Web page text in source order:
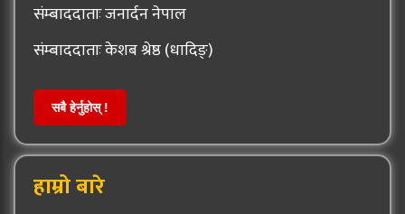
संम्बाददाताः जनार्दन नेपाल
संम्बाददाताः केशब श्रेष्ठ (धादिङ्)
सबै हेर्नुहोस् !
हाम्रो बारे